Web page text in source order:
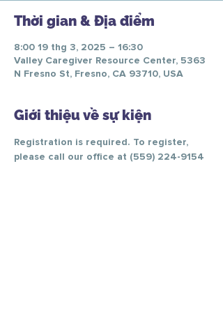
Thời gian & Địa điểm
8:00 19 thg 3, 2025 – 16:30
Valley Caregiver Resource Center, 5363
N Fresno St, Fresno, CA 93710, USA
Giới thiệu về sự kiện
Registration is required. To register,
please call our office at (559) 224-9154